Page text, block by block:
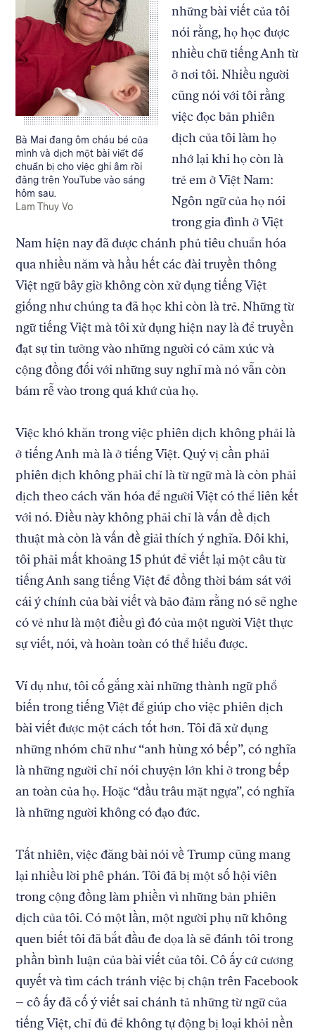
Caption:
Bà Mai đang ôm cháu bé của
mình và dịch một bài viết để
chuẩn bị cho việc ghi âm rồi
đăng trên YouTube vào sáng
hôm sau.
Credit:
Lam Thuy Vo
những bài viết của tôi
nói rằng, họ học được
nhiều chữ tiếng Anh từ
ở nơi tôi. Nhiều người
cũng nói với tôi rằng
việc đọc bản phiên
dịch của tôi làm họ
nhớ lại khi họ còn là
trẻ em ở Việt Nam:
Ngôn ngữ của họ nói
trong gia đình ở Việt
Nam hiện nay đã được chánh phủ tiêu chuẩn hóa
qua nhiều năm và hầu hết các đài truyền thông
Việt ngữ bây giờ không còn xử dụng tiếng Việt
giống như chúng ta đã học khi còn là trẻ. Những từ
ngữ tiếng Việt mà tôi xử dụng hiện nay là để truyền
đạt sự tin tưởng vào những người có cảm xúc và
cộng đồng đối với những suy nghĩ mà nó vẫn còn
bám rễ vào trong quá khứ của họ.
Việc khó khăn trong việc phiên dịch không phải là
ở tiếng Anh mà là ở tiếng Việt. Quý vị cần phải
phiên dịch không phải chỉ là từ ngữ mà là còn phải
dịch theo cách văn hóa để người Việt có thể liên kết
với nó. Điều này không phải chỉ là vấn đề dịch
thuật mà còn là vấn đề giải thích ý nghĩa. Đôi khi,
tôi phải mất khoảng 15 phút để viết lại một câu từ
tiếng Anh sang tiếng Việt để đồng thời bám sát với
cái ý chính của bài viết và bảo đảm rằng nó sẽ nghe
có vẻ như là một điều gì đó của một người Việt thực
sự viết, nói, và hoàn toàn có thể hiểu được.
Ví dụ như, tôi cố gắng xài những thành ngữ phổ
biến trong tiếng Việt để giúp cho việc phiên dịch
bài viết được một cách tốt hơn. Tôi đã xử dụng
những nhóm chữ như “anh hùng xó bếp”, có nghĩa
là những người chỉ nói chuyện lớn khi ở trong bếp
an toàn của họ. Hoặc “đầu trâu mặt ngựa”, có nghĩa
là những người không có đạo đức.
Tất nhiên, việc đăng bài nói về Trump cũng mang
lại nhiều lời phê phán. Tôi đã bị một số hội viên
trong cộng đồng làm phiền vì những bản phiên
dịch của tôi. Có một lần, một người phụ nữ không
quen biết tôi đã bắt đầu đe dọa là sẽ đánh tôi trong
phần bình luận của bài viết của tôi. Cô ấy cứ cương
quyết và tìm cách tránh việc bị chận trên Facebook
– cô ấy đã cố ý viết sai chánh tả những từ ngữ của
tiếng Việt, chỉ đủ để không tự động bị loại khỏi nền